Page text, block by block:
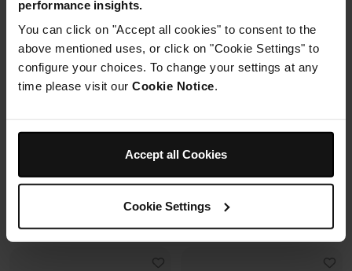
performance insights.
You can click on "Accept all cookies" to consent to the
above mentioned uses, or click on "Cookie Settings" to
configure your choices. To change your settings at any
time please visit our Cookie Notice.
Accept all Cookies
Cookie Settings
Housse de protection offerte* avec
ce four à pizza.En savoir plus
259,99 €-289,99 €
Prix le + bas sur 30j
Voir les détails
+2 couvercles
4 modes de cuisson
Préparez, cuisinez, conservez
avec un même récipient.
Modulaire, compact, facile à
119,99 € Prix réduit de
179,99 €au
109,99 €
Voir les détails